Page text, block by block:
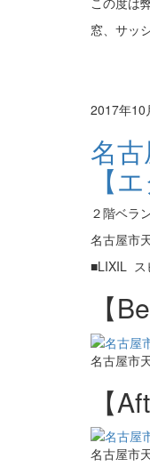
窓、サッ
2017年
名
【
２階ベラ
名古屋市
■LIXIL ス
【
名古屋市
【
名古屋市